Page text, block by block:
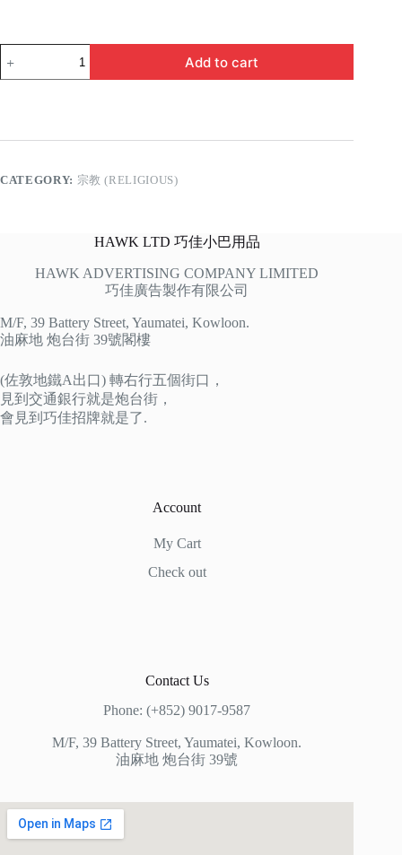
坐
問
說
Add to cart
CATEGORY: 宗教 (RELIGIOUS)
HAWK LTD 巧佳小巴用品
HAWK ADVERTISING COMPANY LIMITED
巧佳廣告製作有限公司
M/F, 39 Battery Street, Yaumatei, Kowloon.
油麻地 炮台街 39號閣樓
(佐敦地鐵A出口) 轉右行五個街口，
見到交通銀行就是炮台街，
會見到巧佳招牌就是了.
Account
My Cart
Check out
Contact Us
Phone: (+852) 9017-9587
M/F, 39 Battery Street, Yaumatei, Kowloon.
油麻地 炮台街 39號